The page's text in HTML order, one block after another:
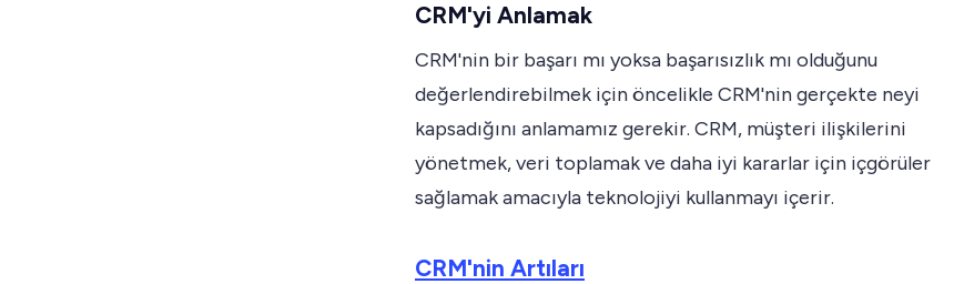
CRM'yi Anlamak
CRM'nin bir başarı mı yoksa başarısızlık mı olduğunu
değerlendirebilmek için öncelikle CRM'nin gerçekte neyi
kapsadığını anlamamız gerekir. CRM, müşteri ilişkilerini
yönetmek, veri toplamak ve daha iyi kararlar için içgörüler
sağlamak amacıyla teknolojiyi kullanmayı içerir.
CRM'nin Artıları